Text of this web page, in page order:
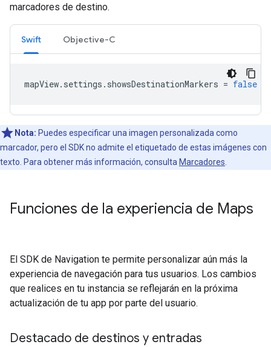
marcadores de destino.
Swift Objective-C
mapView. settings . showsDestinationMarkers = false
Nota: Puedes especificar una imagen personalizada como
marcador, pero el SDK no admite el etiquetado de estas imágenes con
texto. Para obtener más información, consulta Marcadores
Funciones de la experiencia de Maps
El SDK de Navigation te permite personalizar aún más la
experiencia de navegación para tus usuarios. Los cambios
que realices en tu instancia se reflejarán en la próxima
actualización de tu app por parte del usuario.
Destacado de destinos y entradas